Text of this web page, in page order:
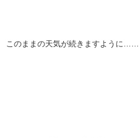
このままの天気が続きますように……